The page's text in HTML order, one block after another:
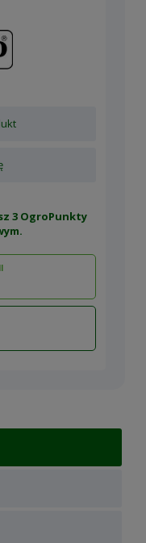
3 OgroPunkty
.
płatności